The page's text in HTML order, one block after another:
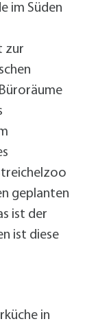
im Süden
zur
geplanten
ist der
ist diese
in